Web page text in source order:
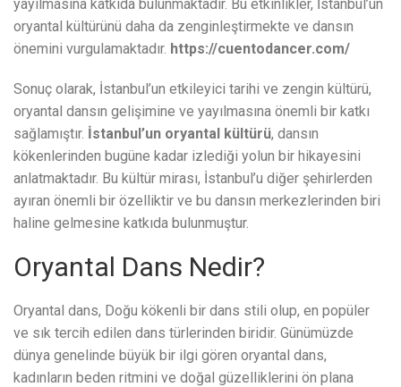
yayılmasına katkıda bulunmaktadır. Bu etkinlikler, İstanbul’un
oryantal kültürünü daha da zenginleştirmekte ve dansın
önemini vurgulamaktadır. https://cuentodancer.com/
Sonuç olarak, İstanbul’un etkileyici tarihi ve zengin kültürü,
oryantal dansın gelişimine ve yayılmasına önemli bir katkı
sağlamıştır. İstanbul’un oryantal kültürü, dansın
kökenlerinden bugüne kadar izlediği yolun bir hikayesini
anlatmaktadır. Bu kültür mirası, İstanbul’u diğer şehirlerden
ayıran önemli bir özelliktir ve bu dansın merkezlerinden biri
haline gelmesine katkıda bulunmuştur.
Oryantal Dans Nedir?
Oryantal dans, Doğu kökenli bir dans stili olup, en popüler
ve sık tercih edilen dans türlerinden biridir. Günümüzde
dünya genelinde büyük bir ilgi gören oryantal dans,
kadınların beden ritmini ve doğal güzelliklerini ön plana